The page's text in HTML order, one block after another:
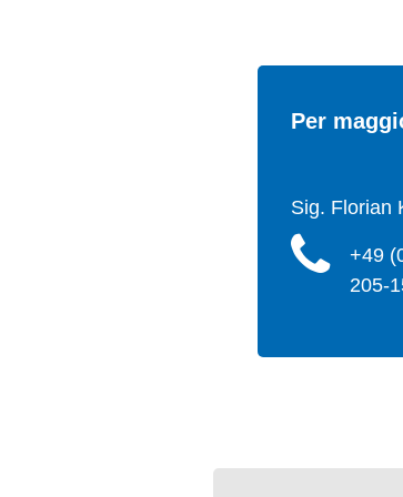
Per
Sig. Florian
+49
205-